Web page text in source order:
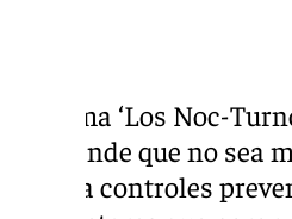
Se llama ‘Los Noc-
sorprende que no
instala controles